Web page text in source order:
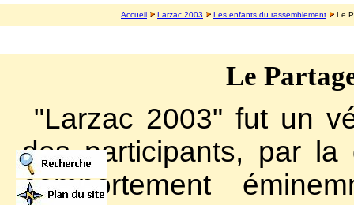
Accueil Larzac 2003 Les enfants du rassemblement Le
Le
"Larzac 2003" fut un
des participants, par
comportement